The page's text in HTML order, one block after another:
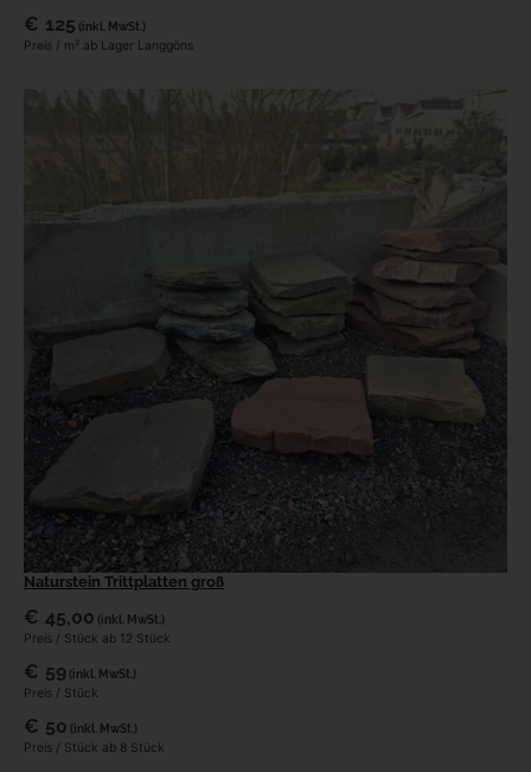
€ 125 (inkl. MwSt.)
Preis / m² ab Lager Langgöns
Naturstein Trittplatten groß
€ 45,00 (inkl. MwSt.)
Preis / Stück ab 12 Stück
€ 59(inkl. MwSt.)
Preis / Stück
€ 50 (inkl. MwSt.)
Preis / Stück ab 8 Stück